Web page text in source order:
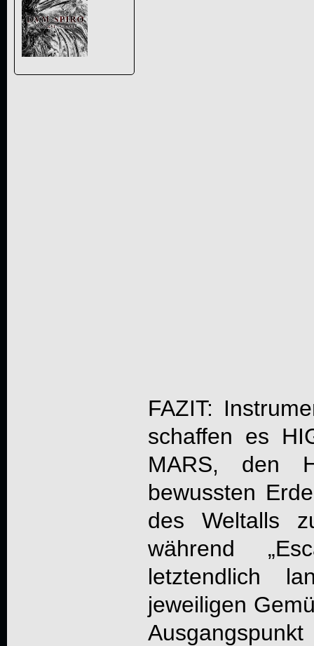
FAZIT:
schaffen es
MARS, den
bewussten
des Weltalls
während „
letztendlich
jeweiligen